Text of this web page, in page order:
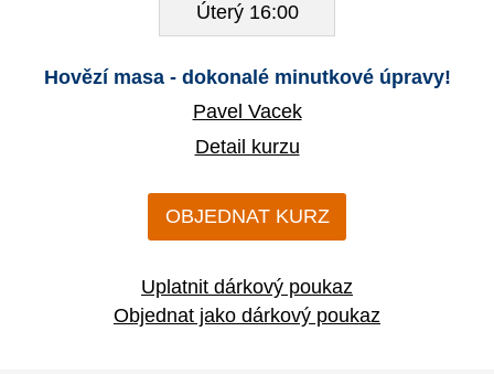
Úterý 16:00
Hovězí masa - dokonalé minutkové úpravy!
Pavel Vacek
Detail kurzu
OBJEDNAT KURZ
Uplatnit dárkový poukaz
Objednat jako dárkový poukaz